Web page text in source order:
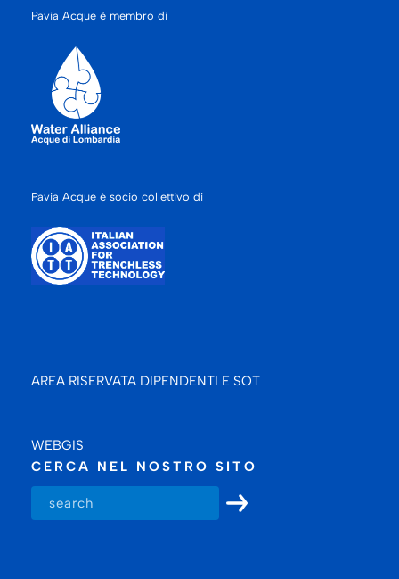
Pavia Acque è membro di
Pavia Acque è socio collettivo di
AREA RISERVATA DIPENDENTI E SOT
WEBGIS
CERCA NEL NOSTRO SITO